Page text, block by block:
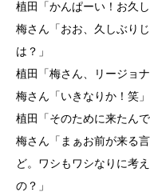
植田「かんぱーい！お久し
梅さん「おお、久しぶり
は？」
植田「梅さん、リージョ
梅さん「いきなりか！笑」
植田「そのために来たんで
梅さん「まぁお前が来る
ど。ワシもワシなりに考
の？」